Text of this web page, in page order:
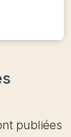
publiées